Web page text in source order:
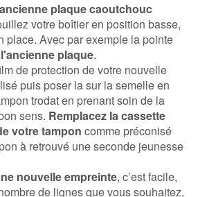
plaque caoutchouc
votre boîtier en position basse,
place. Avec par exemple la pointe
plaque.
de protection de votre nouvelle
puis poser la sur la semelle en
trodat en prenant soin de la
sens. Remplacez la cassette
votre tampon comme préconisé
à retrouvé une seconde jeunesse
nouvelle empreinte, c’est facile,
de lignes que vous souhaitez,